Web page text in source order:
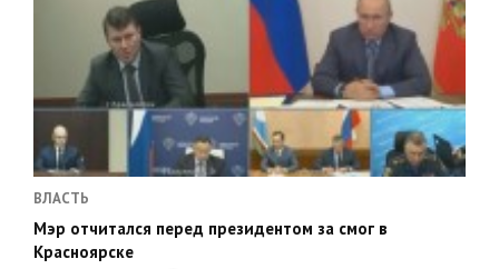
ВЛАСТЬ
Мэр отчитался перед президентом за смог в
Красноярске